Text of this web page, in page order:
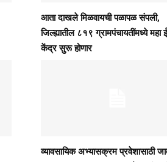
आता दाखले मिळवायची पळापळ संपली,
जिल्ह्यातील ८१९ ग्रामपंचायतींमध्ये महा
केंद्र सुरू होणार
व्यावसायिक अभ्यासक्रम प्रवेशासाठी